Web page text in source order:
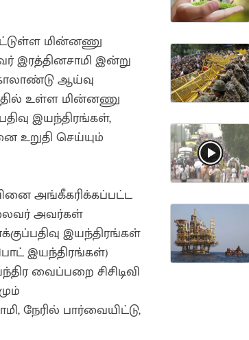
மின்னணு
இரத்தினசாமி இன்று
ஆய்வு
உள்ள மின்னணு
இயந்திரங்கள்,
உறுதி செய்யும்
அங்கீகரிக்கப்பட்ட
அவர்கள்
இயந்திரங்கள்
இயந்திரங்கள்)
வைப்பறை சிசிடிவி
நேரில் பார்வையிட்டு,